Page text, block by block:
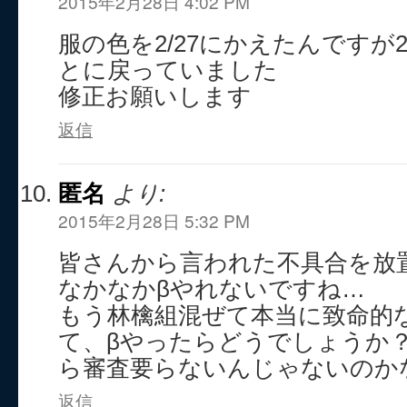
服の色を2/27にかえたんですが
とに戻っていました
修正お願いします
返信
匿名 より:
2015年2月28日 5:32 PM
皆さんから言われた不具合を
なかなかβやれないですね…
もう林檎組混ぜて本当に致命的
て、βやったらどうでしょうか
ら審査要らないんじゃないのか
返信